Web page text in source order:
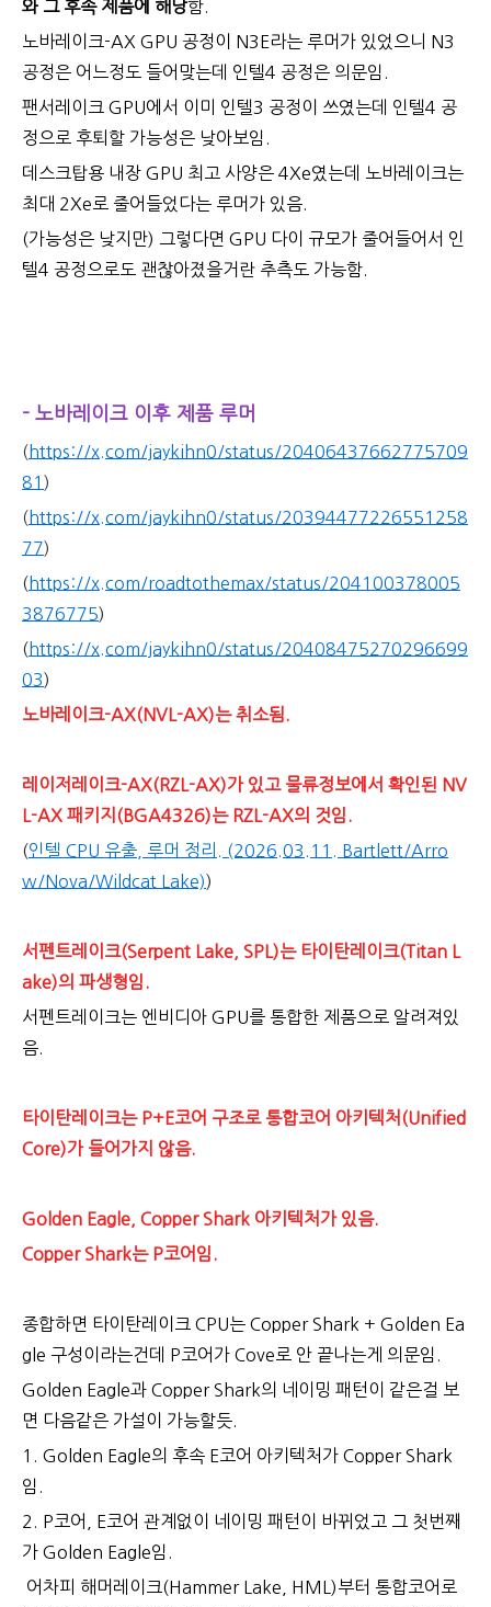
와 그 후속 제품에 해당함.
노바레이크-AX GPU 공정이 N3E라는 루머가 있었으니 N3
공정은 어느정도 들어맞는데 인텔4 공정은 의문임.
팬서레이크 GPU에서 이미 인텔3 공정이 쓰였는데 인텔4 공
정으로 후퇴할 가능성은 낮아보임.
데스크탑용 내장 GPU 최고 사양은 4Xe였는데 노바레이크는
최대 2Xe로 줄어들었다는 루머가 있음.
(가능성은 낮지만) 그렇다면 GPU 다이 규모가 줄어들어서 인
텔4 공정으로도 괜찮아졌을거란 추측도 가능함.
- 노바레이크 이후 제품 루머
( https://x.com/jaykihn0/status/20406437662775709
81 )
( https://x.com/jaykihn0/status/20394477226551258
77)
( https://x.com/roadtothemax/status/204100378005
3876775)
( https://x.com/jaykihn0/status/20408475270296699
03)
노바레이크-AX(NVL-AX)는 취소됨.
레이저레이크-AX(RZL-AX)가 있고 물류정보에서 확인된 NV
L-AX 패키지(BGA4326)는 RZL-AX의 것임.
(인텔 CPU 유출, 루머 정리. (2026.03.11. Bartlett/Arro
w/Nova/Wildcat Lake))
서펜트레이크(Serpent Lake, SPL)는 타이탄레이크(Titan L
ake)의 파생형임.
서펜트레이크는 엔비디아 GPU를 통합한 제품으로 알려져있
음.
타이탄레이크는 P+E코어 구조로 통합코어 아키텍처(Unified
Core)가 들어가지 않음.
Golden Eagle, Copper Shark 아키텍처가 있음.
Copper Shark는 P코어임.
종합하면 타이탄레이크 CPU는 Copper Shark + Golden Ea
gle 구성이라는건데 P코어가 Cove로 안 끝나는게 의문임.
Golden Eagle과 Copper Shark의 네이밍 패턴이 같은걸 보
면 다음같은 가설이 가능할듯.
1. Golden Eagle의 후속 E코어 아키텍처가 Copper Shark
임.
2. P코어, E코어 관계없이 네이밍 패턴이 바뀌었고 그 첫번째
가 Golden Eagle임.
어차피 해머레이크(Hammer Lake, HML)부터 통합코어로